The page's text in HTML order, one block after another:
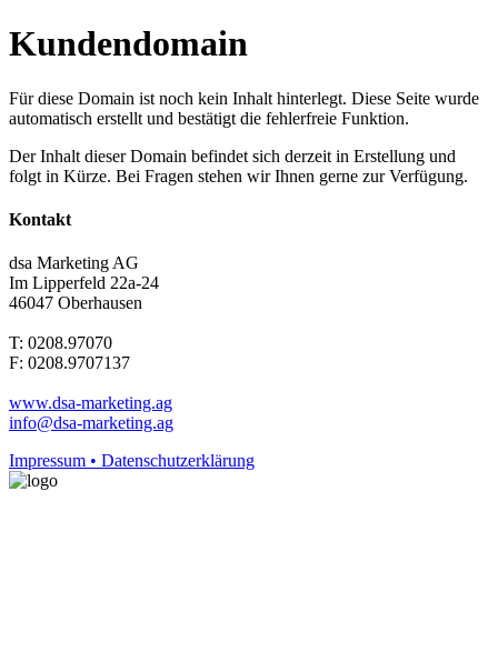
Kundendomain
Für diese Domain ist noch kein Inhalt hinterlegt. Diese Seite wurde
automatisch erstellt und bestätigt die fehlerfreie Funktion.
Der Inhalt dieser Domain befindet sich derzeit in Erstellung und
folgt in Kürze. Bei Fragen stehen wir Ihnen gerne zur Verfügung.
Kontakt
dsa Marketing AG
Im Lipperfeld 22a-24
46047 Oberhausen
T: 0208.97070
F: 0208.9707137
www.dsa-marketing.ag
info@dsa-marketing.ag
Impressum • Datenschutzerklärung